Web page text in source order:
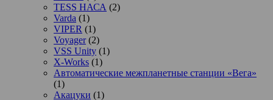
TESS НАСА (2)
Varda (1)
VIPER (1)
Voyager(2)
VSS Unity (1)
X-Works (1)
Автоматические межпланетные станции «Вега»
(1)
Акацуки (1)